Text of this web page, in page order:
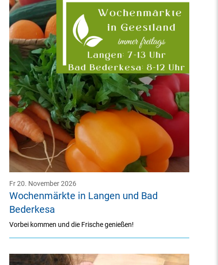
Wochenmärkte in Langen und Bad
Bederkesa
Fr 20. November 2026
Vorbei kommen und die Frische genießen!